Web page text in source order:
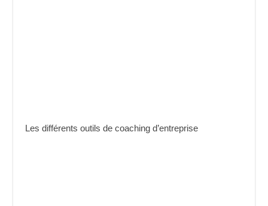
Les différents outils de coaching d’entreprise